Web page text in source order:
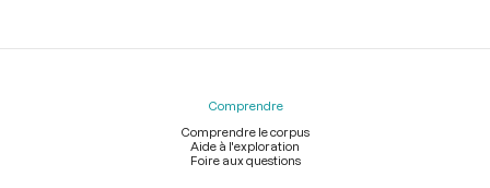
Comprendre
Comprendre le corpus
Aide à l'exploration
Foire aux questions